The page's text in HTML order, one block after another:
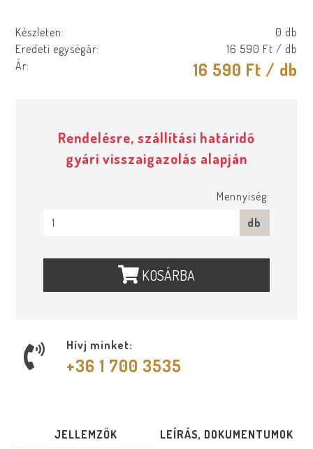
Készleten:
0 db
Eredeti egységár:
16 590 Ft / db
Ár:
16 590 Ft / db
Rendelésre, szállítási határidő
gyári visszaigazolás alapján
Mennyiség:
db
KOSÁRBA
Hívj minket:
+36 1 700 3535
JELLEMZŐK LEÍRÁS, DOKUMENTUMOK